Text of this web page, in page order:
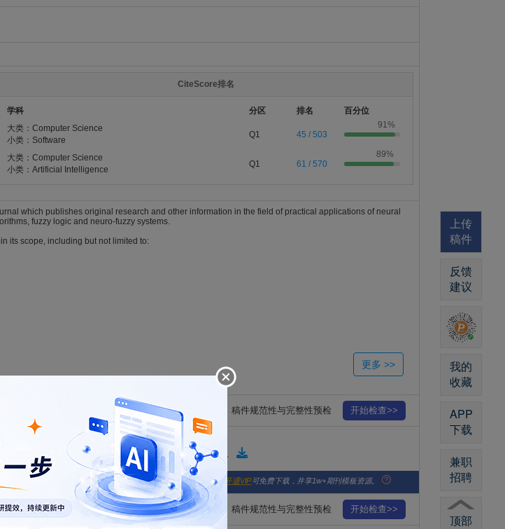
CiteScore排名
学科 分区 排名
百分位
大类：Computer Science
小类：Software
Q1 45 / 503
91%
大类：Computer Science
小类：Artificial Intelligence
Q1 61 / 570
89%
which publishes original research and other information in the field of practical applications of neural
fuzzy logic and neuro-fuzzy systems.
its scope, including but not limited to:
Articles, Review Articles, Book Reviews and Announcements.
稿件规范性与完整性预检 开始检查>>
LaTeX版格式模板
1w+期刊模板资源。 此模板来自于期刊/出版社官网。 开通VIP 可免费下载，并享1w+期刊模板资源。
稿件规范性与完整性预检 开始检查>>
上传
稿件
反馈
建议
我的
收藏
APP
下载
兼职
招聘
顶部